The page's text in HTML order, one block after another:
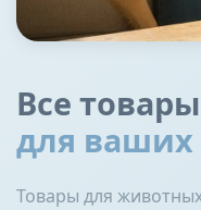
Все товары
для
Товары для